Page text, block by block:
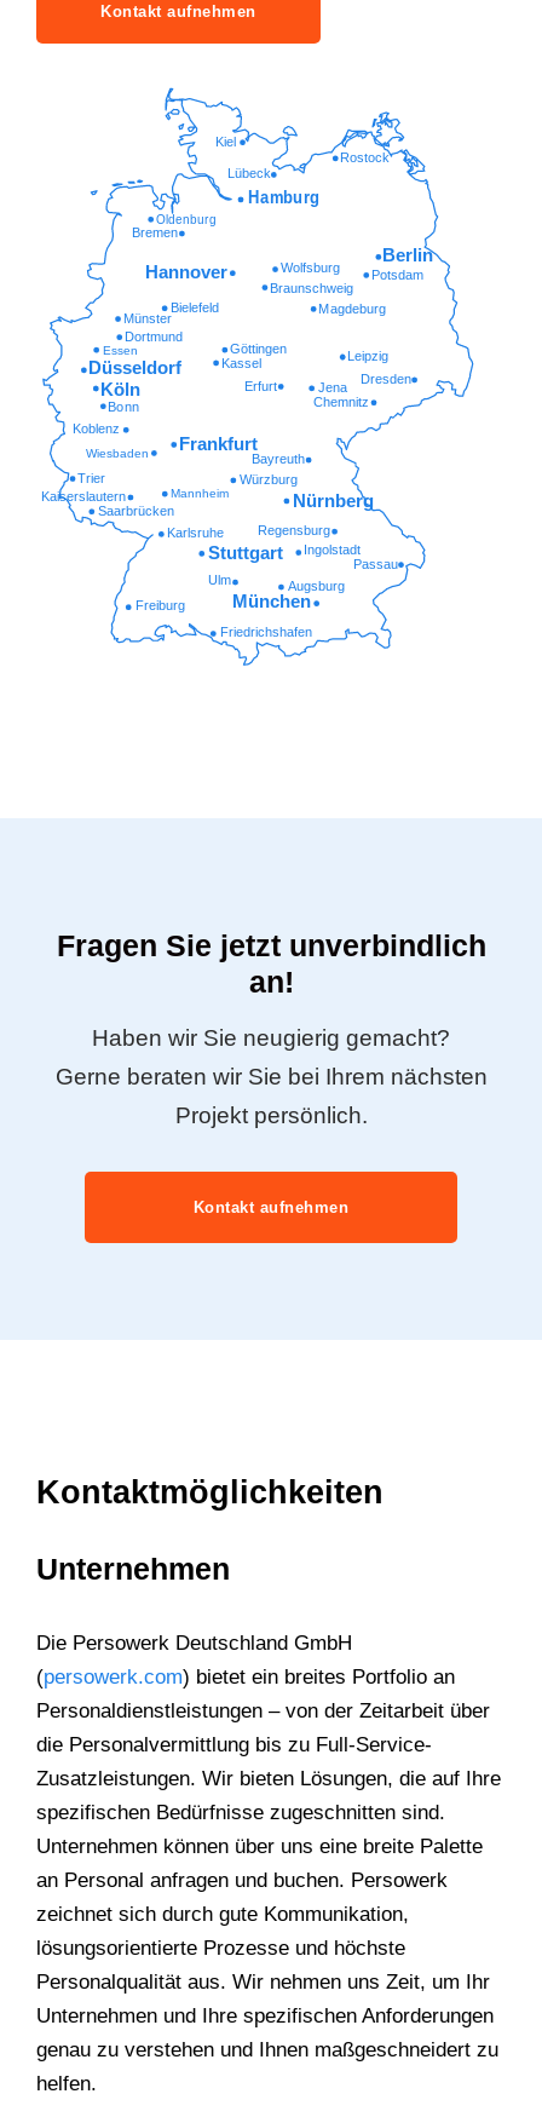
Kontakt aufnehmen
Friedrichshafen
Freiburg
Augsburg
Ulm
Passau
Ingolstadt
Regensburg
Karlsruhe
Saarbrücken
Kaiserslautern Mannheim
Würzburg
Trier
Wiesbaden Bayreuth
Koblenz
Chemnitz
Bonn
Erfurt Jena
Dresden
Kassel
Göttingen
Essen
Dortmund
Münster
Magdeburg
Bielefeld
Braunschweig
Potsdam
Wolfsburg
Oldenburg
Lübeck
Rostock
Kiel
München
Stuttgart
Nürnberg
Frankfurt
Köln
Düsseldorf
Leipzig
Hannover
Berlin
Bremen
Hamburg
Fragen Sie jetzt unverbindlich
an!
Haben wir Sie neugierig gemacht?
Gerne beraten wir Sie bei Ihrem nächsten
Projekt persönlich.
Kontakt aufnehmen
Kontaktmöglichkeiten
Unternehmen
Die Persowerk Deutschland GmbH
(persowerk.com) bietet ein breites Portfolio an
Personaldienstleistungen – von der Zeitarbeit über
die Personalvermittlung bis zu Full-Service-
Zusatzleistungen. Wir bieten Lösungen, die auf Ihre
spezifischen Bedürfnisse zugeschnitten sind.
Unternehmen können über uns eine breite Palette
an Personal anfragen und buchen. Persowerk
zeichnet sich durch gute Kommunikation,
lösungsorientierte Prozesse und höchste
Personalqualität aus. Wir nehmen uns Zeit, um Ihr
Unternehmen und Ihre spezifischen Anforderungen
genau zu verstehen und Ihnen maßgeschneidert zu
helfen.